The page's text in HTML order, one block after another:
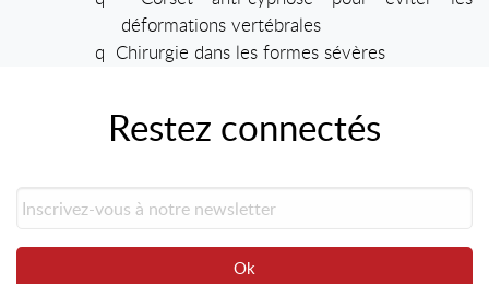
déformations vertébrales
q Chirurgie dans les formes sévères
Restez connectés